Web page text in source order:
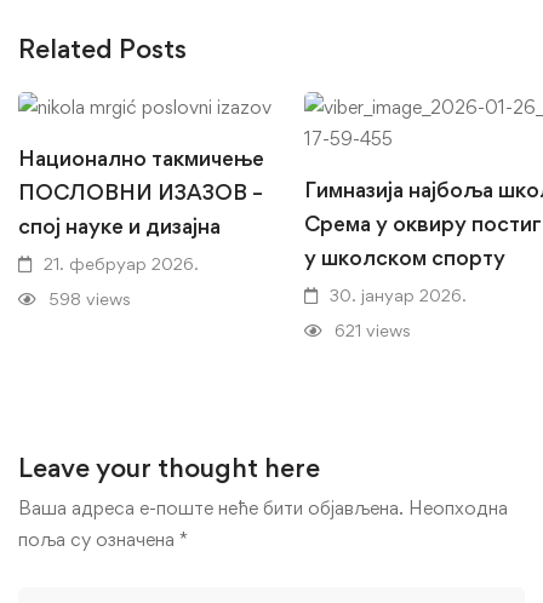
Related Posts
Национално такмичење
ПОСЛОВНИ ИЗАЗОВ –
спој науке и дизајна
21. фебруар 2026.
598 views
Гимназија најбоља
Срема у оквиру
у школском спорту
30. јануар 2026.
621 views
Leave your thought here
Ваша адреса е-поште неће бити објављена. Неопходна
поља су означена *